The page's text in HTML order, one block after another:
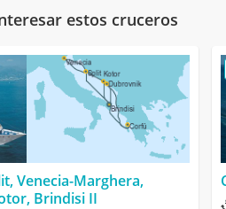
estos cruceros
Venecia-Marghera,
Brindisi II